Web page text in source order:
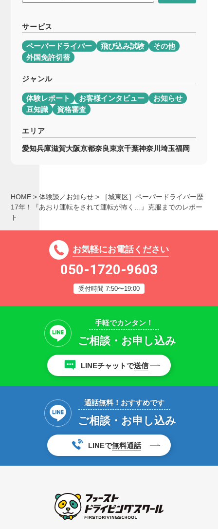
サービス
ペーパードライバー 飛び込み試験
その他
外国免許切替
ジャンル
体験レポート お客様インタビュー
お知らせ
豆知識
資格審査
エリア
愛知兵庫滋賀大阪京都奈良東京千葉神奈川埼玉福岡
HOME >体験談／お知らせ >
［城東区］ペーパードライバー歴
17年！『あおり運転をされて運転が怖く…』克服までのレポー
ト
お気軽にお電話ください
050-1720-9603
受付時間 7:50〜19:00
手軽でカンタン！
ご相談・お申し込み
LINEチャットで送信
通話無料！おすすめです
ご相談・お申し込み
LINEで無料通話